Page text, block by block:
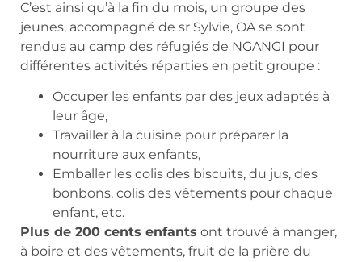
C’est ainsi qu’à la fin du mois, un groupe des
jeunes, accompagné de sr Sylvie, OA se sont
rendus au camp des réfugiés de NGANGI pour
différentes activités réparties en petit groupe :
Occuper les enfants par des jeux adaptés à
leur âge,
Travailler à la cuisine pour préparer la
nourriture aux enfants,
Emballer les colis des biscuits, du jus, des
bonbons, colis des vêtements pour chaque
enfant, etc.
Plus de 200 cents enfants ont trouvé à manger,
à boire et des vêtements, fruit de la prière du